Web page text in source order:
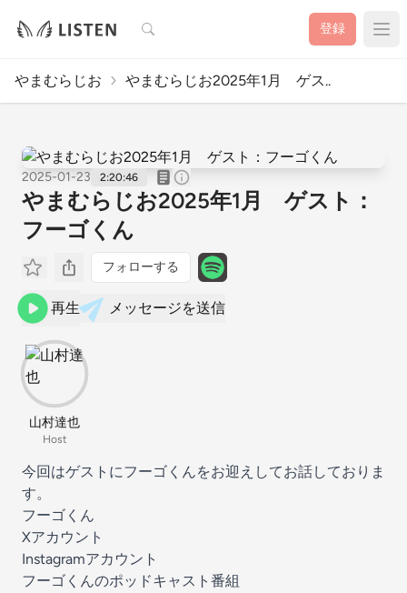
検索 登録
やまむらじお やまむらじお2025年1月 ゲス..
2025-01-23 2:20:46
やまむらじお2025年1月 ゲスト：
フーゴくん
フォローする
再生 メッセージを送信
山村達也
Host
今回はゲストにフーゴくんをお迎えしてお話しておりま
す。
フーゴくん
Xアカウント
Instagramアカウント
フーゴくんのポッドキャスト番組